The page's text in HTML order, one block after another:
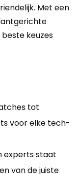
Met een
keuzes
tot
voor elke tech-
experts staat
van de juiste